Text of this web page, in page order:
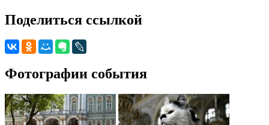
Поделиться ссылкой
Фотографии события